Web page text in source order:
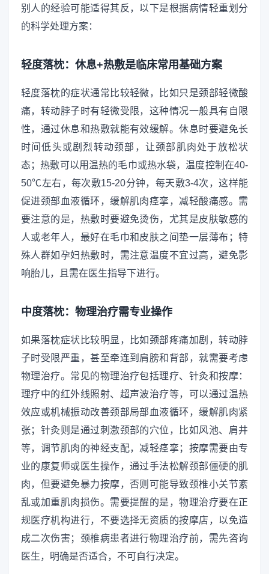
别人的经验可能适得其反，以下是根据病情轻重划分
的科学处理方案：
轻度落枕：休息+热敷是临床常用基础方案
轻度落枕的症状通常比较轻微，比如只是颈部轻微酸
痛，转动脖子时有轻微受限，这种情况一般具有自限
性，通过休息和热敷就能有效缓解。休息时要避免长
时间低头或剧烈转动颈部，让颈部肌肉处于放松状
态；热敷可以用温热的毛巾或热水袋，温度控制在40-
50℃左右，每次敷15-20分钟，每天敷3-4次，这样能
促进颈部血液循环，缓解肌肉痉挛，减轻酸痛感。需
要注意的是，热敷时要避免烫伤，尤其是皮肤敏感的
人或老年人，最好在毛巾和皮肤之间垫一层薄布；特
殊人群如孕妇热敷时，需注意温度不宜过高，避免影
响胎儿，且需在医生指导下进行。
中度落枕：物理治疗需专业操作
如果落枕症状比较明显，比如颈部疼痛加剧，转动脖
子时受限严重，甚至牵连到肩膀和背部，就需要考虑
物理治疗。常见的物理治疗包括理疗、针灸和按摩：
理疗中的红外线照射、超声波治疗等，可以通过温热
效应或机械振动改善颈部局部血液循环，缓解肌肉紧
张；针灸则是通过刺激颈部的穴位，比如风池、肩井
等，调节肌肉的神经支配，减轻痉挛；按摩需要由专
业的康复师或医生操作，通过手法松解颈部僵硬的肌
肉，但要避免暴力按摩，否则可能导致颈椎小关节紊
乱或加重肌肉损伤。需要提醒的是，物理治疗要在正
规医疗机构进行，不要选择无资质的按摩店，以免造
成二次伤害；颈椎病患者进行物理治疗前，需先咨询
医生，明确是否适合，不可自行决定。